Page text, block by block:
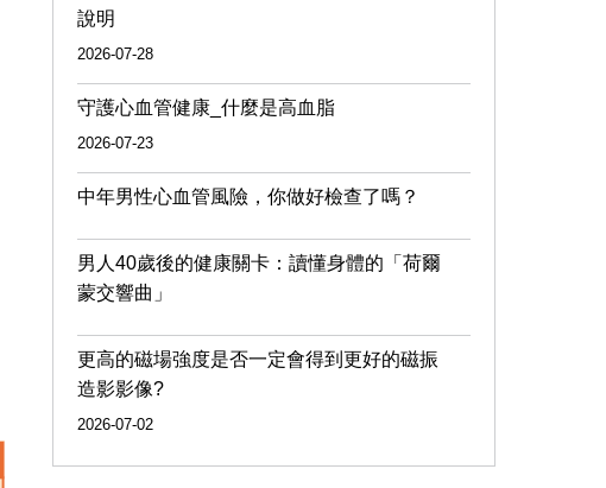
說明
2026-07-28
守護心血管健康_什麼是高血脂
2026-07-23
中年男性心血管風險，你做好檢查了嗎？
男人40歲後的健康關卡：讀懂身體的「荷爾
蒙交響曲」
更高的磁場強度是否一定會得到更好的磁振
造影影像?
2026-07-02